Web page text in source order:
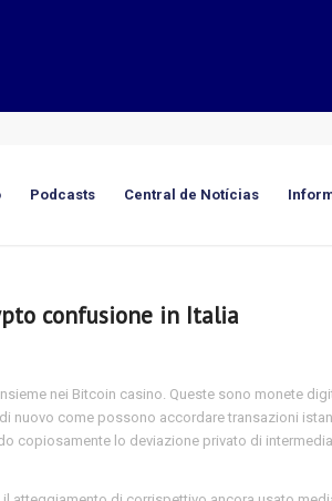
Podcasts Central de Notícias
confusione in Italia
nei Bitcoin casino. Queste sono monete
nuovo come possono accordare transazioni
copiosamente lo deviazione privato di